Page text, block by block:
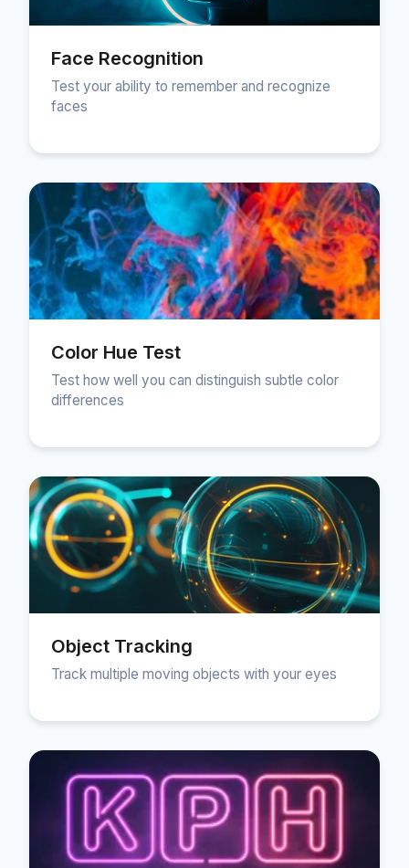
Face Recognition
Test your ability to remember and recognize
faces
Color Hue Test
Test how well you can distinguish subtle color
differences
Object Tracking
Track multiple moving objects with your eyes